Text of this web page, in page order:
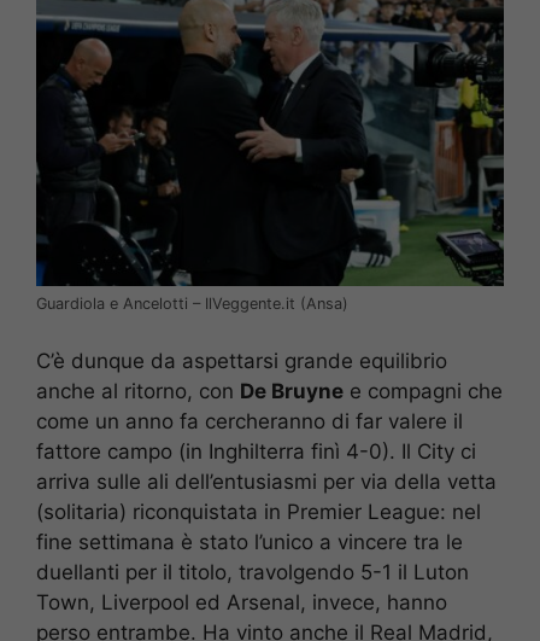
Guardiola e Ancelotti – IlVeggente.it (Ansa)
C’è dunque da aspettarsi grande equilibrio
anche al ritorno, con De Bruyne e compagni che
come un anno fa cercheranno di far valere il
fattore campo (in Inghilterra finì 4-0). Il City ci
arriva sulle ali dell’entusiasmi per via della vetta
(solitaria) riconquistata in Premier League: nel
fine settimana è stato l’unico a vincere tra le
duellanti per il titolo, travolgendo 5-1 il Luton
Town, Liverpool ed Arsenal, invece, hanno
perso entrambe. Ha vinto anche il Real Madrid,